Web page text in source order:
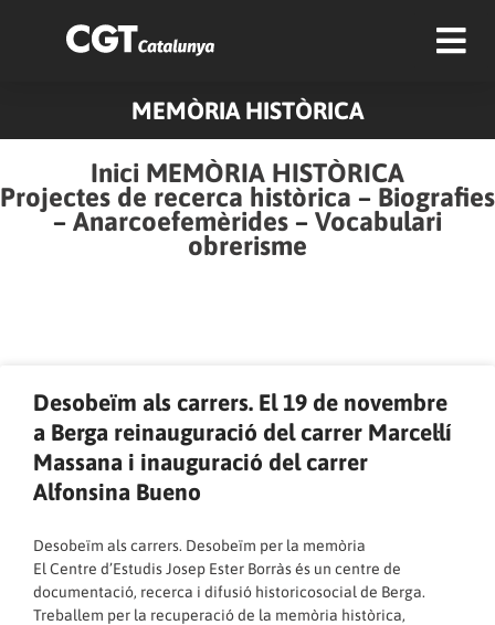
MEMÒRIA HISTÒRICA
Inici MEMÒRIA HISTÒRICA
Projectes de recerca històrica – Biografies
– Anarcoefemèrides – Vocabulari
obrerisme
Desobeïm als carrers. El 19 de novembre
a Berga reinauguració del carrer Marcel·lí
Massana i inauguració del carrer
Alfonsina Bueno
Desobeïm als carrers. Desobeïm per la memòria
El Centre d’Estudis Josep Ester Borràs és un centre de
documentació, recerca i difusió historicosocial de Berga.
Treballem per la recuperació de la memòria històrica,